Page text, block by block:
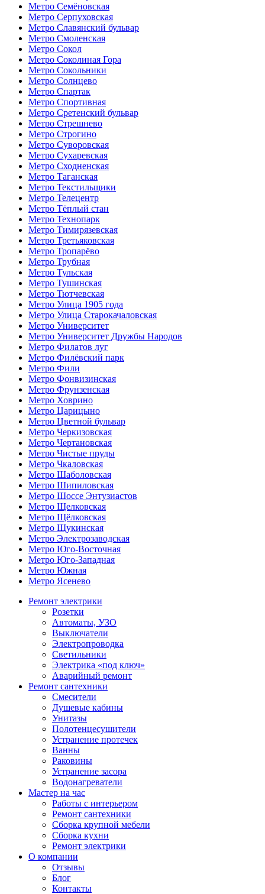
Метро Семёновская
Метро Серпуховская
Метро Славянский бульвар
Метро Смоленская
Метро Сокол
Метро Соколиная Гора
Метро Сокольники
Метро Солнцево
Метро Спартак
Метро Спортивная
Метро Сретенский бульвар
Метро Стрешнево
Метро Строгино
Метро Суворовская
Метро Сухаревская
Метро Сходненская
Метро Таганская
Метро Текстильщики
Метро Телецентр
Метро Тёплый стан
Метро Технопарк
Метро Тимирязевская
Метро Третьяковская
Метро Тропарёво
Метро Трубная
Метро Тульская
Метро Тушинская
Метро Тютчевская
Метро Улица 1905 года
Метро Улица Старокачаловская
Метро Университет
Метро Университет Дружбы Народов
Метро Филатов луг
Метро Филёвский парк
Метро Фили
Метро Фонвизинская
Метро Фрунзенская
Метро Ховрино
Метро Царицыно
Метро Цветной бульвар
Метро Черкизовская
Метро Чертановская
Метро Чистые пруды
Метро Чкаловская
Метро Шаболовская
Метро Шипиловская
Метро Шоссе Энтузиастов
Метро Щелковская
Метро Щёлковская
Метро Щукинская
Метро Электрозаводская
Метро Юго-Восточная
Метро Юго-Западная
Метро Южная
Метро Ясенево
Ремонт электрики
Розетки
Автоматы, УЗО
Выключатели
Электропроводка
Светильники
Электрика «под ключ»
Аварийный ремонт
Ремонт сантехники
Смесители
Душевые кабины
Унитазы
Полотенцесушители
Устранение протечек
Ванны
Раковины
Устранение засора
Водонагреватели
Мастер на час
Работы с интерьером
Ремонт сантехники
Сборка крупной мебели
Сборка кухни
Ремонт электрики
О компании
Отзывы
Блог
Контакты